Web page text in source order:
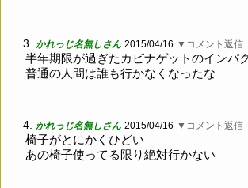
3. かれっじ名無しさん 2015/04/16 ▼コメント返信
半年期限が過ぎたカビナゲットのインパ
普通の人間は誰も行かなくなったな
4. かれっじ名無しさん 2015/04/16 ▼コメント返信
椅子がとにかくひどい
あの椅子使ってる限り絶対行かない